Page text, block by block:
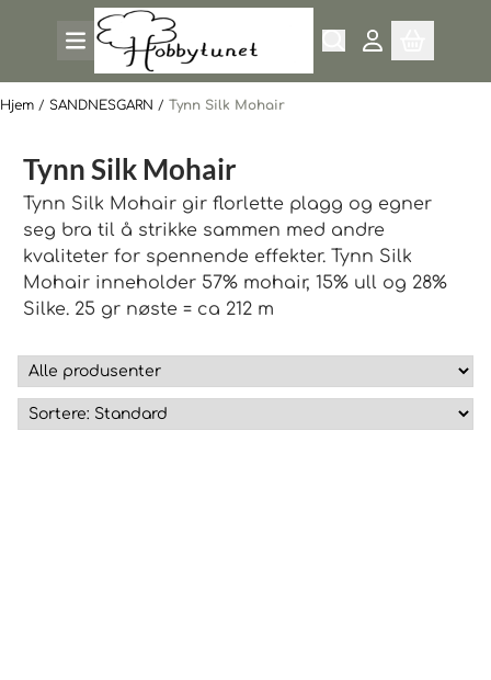
Hopp til innhold
Hjem / SANDNESGARN / Tynn Silk Mohair
Tynn Silk Mohair
Tynn Silk Mohair gir florlette plagg og egner
seg bra til å strikke sammen med andre
kvaliteter for spennende effekter. Tynn Silk
Mohair inneholder 57% mohair, 15% ull og 28%
Silke. 25 gr nøste = ca 212 m